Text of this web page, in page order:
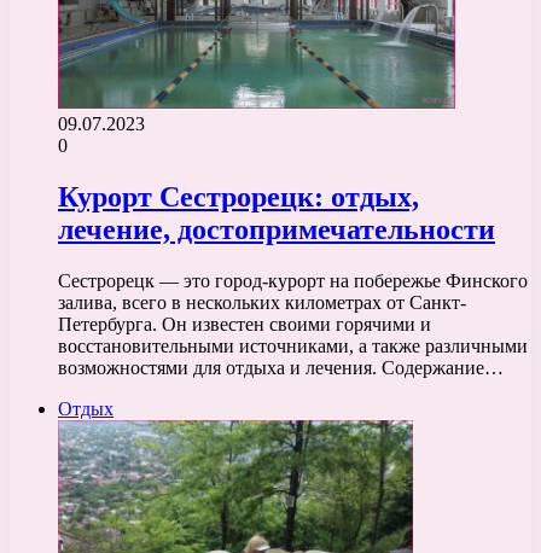
09.07.2023
0
Курорт Сестрорецк: отдых,
лечение, достопримечательности
Сестрорецк — это город-курорт на побережье Финского
залива, всего в нескольких километрах от Санкт-
Петербурга. Он известен своими горячими и
восстановительными источниками, а также различными
возможностями для отдыха и лечения. Содержание…
Отдых